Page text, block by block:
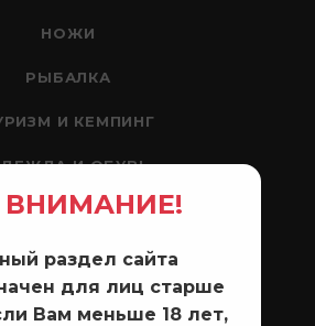
НОЖИ
РЫБАЛКА
И КЕМПИНГ
И ОБУВЬ
И МОТОРЫ
РАЗНОЕ
ВНИМАНИЕ!
раздел сайта
для лиц старше
Вам меньше 18 лет,